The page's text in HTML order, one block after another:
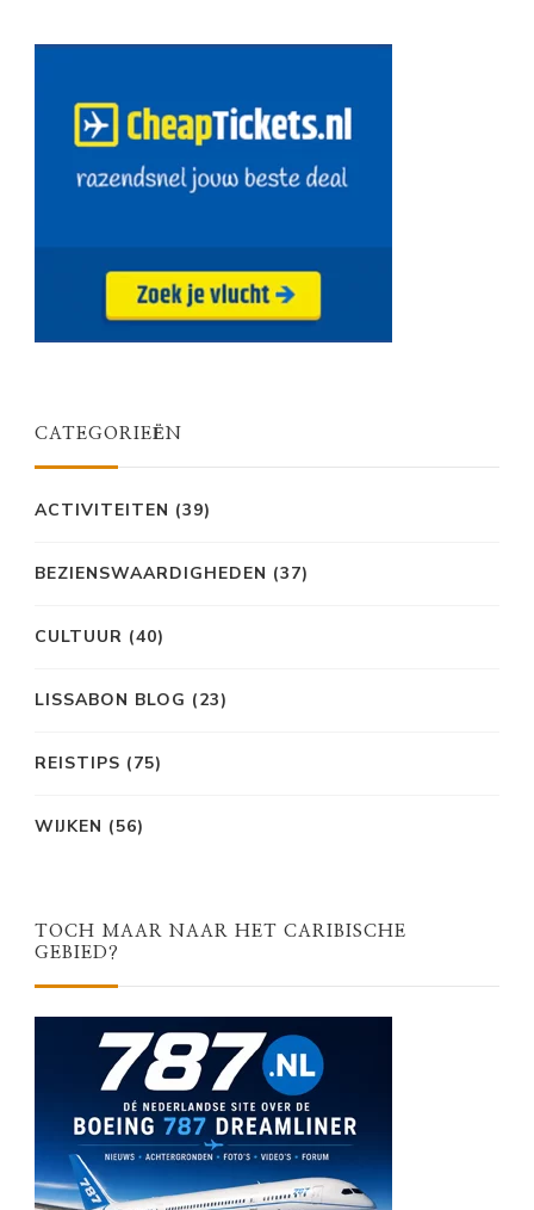
CATEGORIEËN
ACTIVITEITEN (39)
BEZIENSWAARDIGHEDEN (37)
CULTUUR (40)
LISSABON BLOG (23)
REISTIPS (75)
WIJKEN (56)
TOCH MAAR NAAR HET CARIBISCHE
GEBIED?